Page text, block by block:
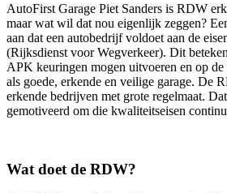
AutoFirst Garage Piet Sanders is RDW
maar wat wil dat nou eigenlijk zeggen?
aan dat een autobedrijf voldoet aan de
(Rijksdienst voor Wegverkeer). Dit
APK keuringen mogen uitvoeren en op
als goede, erkende en veilige garage. De
erkende bedrijven met grote regelmaat.
gemotiveerd om die kwaliteitseisen
Wat doet de RDW?